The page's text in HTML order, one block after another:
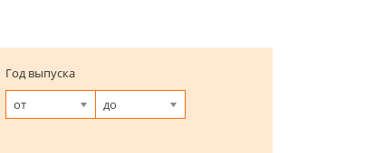
Год выпуска
от
до